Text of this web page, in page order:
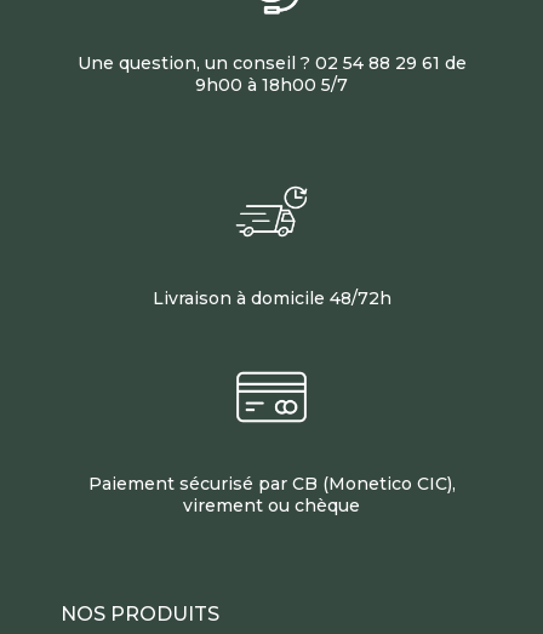
Une question, un conseil ? 02 54 88 29 61 de
9h00 à 18h00 5/7
Livraison à domicile 48/72h
Paiement sécurisé par CB (Monetico CIC),
virement ou chèque
NOS PRODUITS